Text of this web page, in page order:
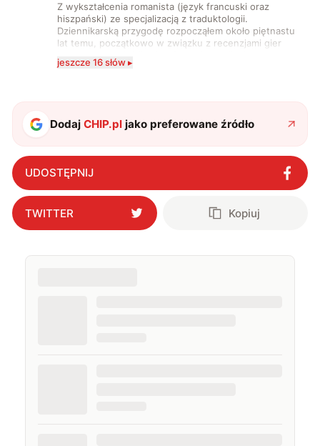
Z wykształcenia romanista (język francuski oraz
hiszpański) ze specjalizacją z traduktologii.
Dziennikarską przygodę rozpocząłem około piętnastu
lat temu, początkowo w związku z recenzjami gier
zdecydowanie częściej na tematy związane z nauką
także uprawiać oraz oglądać sport.
jeszcze 16 słów ▸
DodajCHIP.pl jako preferowane źródło
UDOSTĘPNIJ
TWITTER Kopiuj